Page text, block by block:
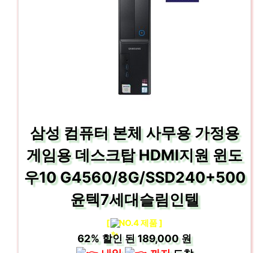
삼성 컴퓨터 본체 사무용 가정용
게임용 데스크탑 HDMI지원 윈도
우10 G4560/8G/SSD240+500
윤텍7세대슬림인텔
[ NO.4 제품 ]
62% 할인 된189,000 원